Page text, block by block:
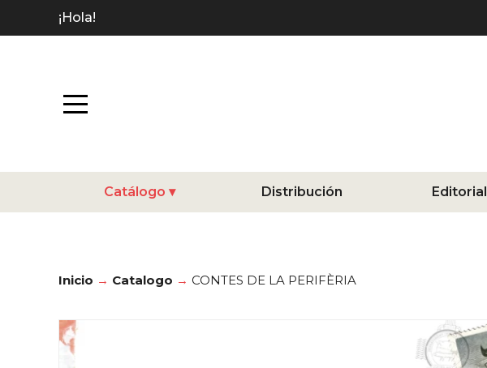
¡Hola!
Catálogo Distribución Editorial
Inicio Catalogo CONTES DE LA PERIFÈRIA